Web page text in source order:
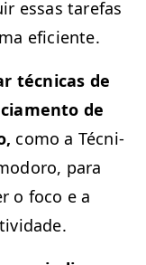
essas tare­fas
eficiente.
téc­ni­cas de
de
como a Téc­ni­
para
o foco e a